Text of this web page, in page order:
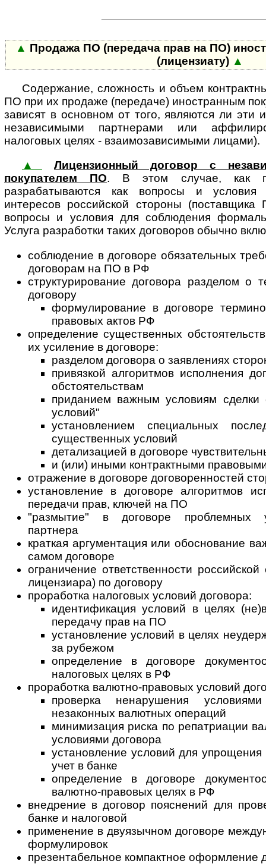
▲ Продажа ПО (передача прав на ПО)
(лицензиату) ▲
Содержание, сложность и объем
ПО при их продаже (передаче) ино­стран­ным
зависят в основном от того, являются ли эти
независимыми партнерами или
налоговых целях - взаимозависимыми лицами).
▲
Лицензионный договор с
покупателем ПО. В этом случае, как
разрабатываются как вопросы и условия
интересов российской стороны
вопросы и условия для соблюдения
Услуга разработки таких договоров обычно
соблюдение в договоре обязательных
договорам на ПО в РФ
структурирование договора разделом о
договору
формулирование в договоре
правовых актов РФ
определение существенных
их усиление в договоре:
разделом договора о заявлениях
привязкой алгоритмов исполнения
обстоятельствам
приданием важным условиям сделки
условий"
установлением специальных
существенных условий
детализацией в договоре
и (или) иными контрактными
отражение в договоре договоренностей
установление в договоре алгоритмов
передачи прав, ключей на ПО
"размытие" в договоре проблемных
партнера
краткая аргументация или обоснование
самом договоре
ограничение ответственности
лицензиара) по договору
проработка налоговых условий договора:
идентификация условий в целях
передачу прав на ПО
установление условий в целях
за рубежом
определение в договоре
налоговых целях в РФ
проработка валютно-правовых условий
проверка ненарушения
незаконных валютных операций
минимизация риска по репатриации
условиями договора
установление условий для упрощения
учет в банке
определение в договоре
валютно-правовых целях в РФ
внедрение в договор пояснений для
банке и налоговой
применение в двуязычном договоре
формулировок
презентабельное компактное оформление